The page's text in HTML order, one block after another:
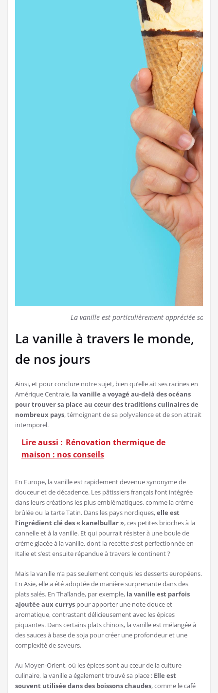
La vanille est particulièrement appréciée sous
La vanille à travers le monde,
de nos jours
Ainsi, et pour conclure notre sujet, bien qu’elle ait ses racines en
Amérique Centrale, la vanille a voyagé au-delà des océans
pour trouver sa place au cœur des traditions culinaires de
nombreux pays, témoignant de sa polyvalence et de son attrait
intemporel.
Lire aussi : Rénovation thermique de
maison : nos conseils
En Europe, la vanille est rapidement devenue synonyme de
douceur et de décadence. Les pâtissiers français l’ont intégrée
dans leurs créations les plus emblématiques, comme la crème
brûlée ou la tarte Tatin. Dans les pays nordiques,elle est
l’ingrédient clé des « kanelbullar », ces petites brioches à la
cannelle et à la vanille. Et qui pourrait résister à une boule de
crème glacée à la vanille, dont la recette s’est perfectionnée en
Italie et s’est ensuite répandue à travers le continent ?
Mais la vanille n’a pas seulement conquis les desserts européens.
En Asie, elle a été adoptée de manière surprenante dans des
plats salés. En Thaïlande, par exemple, la vanille est parfois
ajoutée aux currys pour apporter une note douce et
aromatique, contrastant délicieusement avec les épices
piquantes. Dans certains plats chinois, la vanille est mélangée à
des sauces à base de soja pour créer une profondeur et une
complexité de saveurs.
Au Moyen-Orient, où les épices sont au cœur de la culture
culinaire, la vanille a également trouvé sa place : Elle est
souvent utilisée dans des boissons chaudes, comme le café